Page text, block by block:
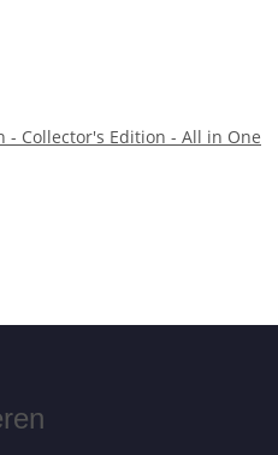
- Collector's Edition - All in One